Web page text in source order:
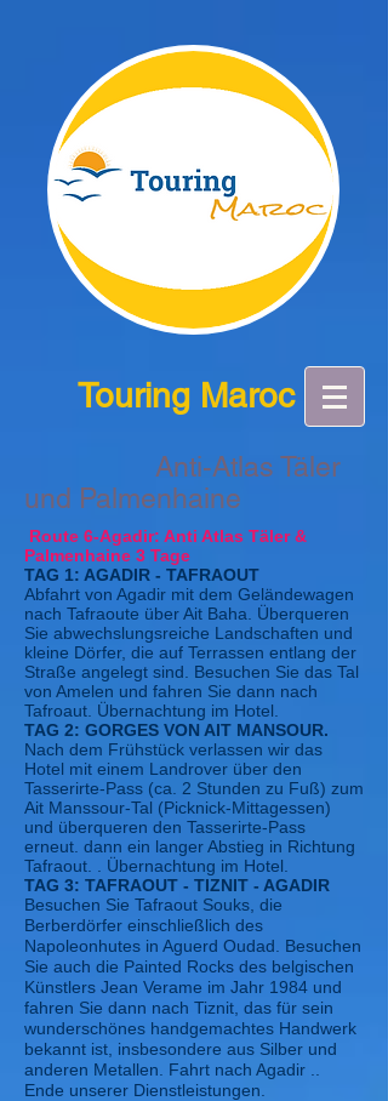
Touring Maroc
Anti-Atlas Täler
und Palmenhaine
Route 6-Agadir: Anti Atlas Täler &
Palmenhaine 3 Tage
TAG 1: AGADIR - TAFRAOUT
Abfahrt von Agadir mit dem Geländewagen
nach Tafraoute über Ait Baha. Überqueren
Sie abwechslungsreiche Landschaften und
kleine Dörfer, die auf Terrassen entlang der
Straße angelegt sind. Besuchen Sie das Tal
von Amelen und fahren Sie dann nach
Tafroaut. Übernachtung im Hotel.
TAG 2: GORGES VON AIT MANSOUR.
Nach dem Frühstück verlassen wir das
Hotel mit einem Landrover über den
Tasserirte-Pass (ca. 2 Stunden zu Fuß) zum
Ait Manssour-Tal (Picknick-Mittagessen)
und überqueren den Tasserirte-Pass
erneut. dann ein langer Abstieg in Richtung
Tafraout. . Übernachtung im Hotel.
TAG 3: TAFRAOUT - TIZNIT - AGADIR
Besuchen Sie Tafraout Souks, die
Berberdörfer einschließlich des
Napoleonhutes in Aguerd Oudad. Besuchen
Sie auch die Painted Rocks des belgischen
Künstlers Jean Verame im Jahr 1984 und
fahren Sie dann nach Tiznit, das für sein
wunderschönes handgemachtes Handwerk
bekannt ist, insbesondere aus Silber und
anderen Metallen. Fahrt nach Agadir ..
Ende unserer Dienstleistungen.